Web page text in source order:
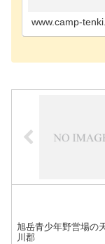
www.camp-
旭岳青少年野営場の
川郡